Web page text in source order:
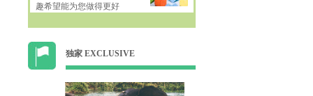
趣希望能为您做得更好
独家 EXCLUSIVE